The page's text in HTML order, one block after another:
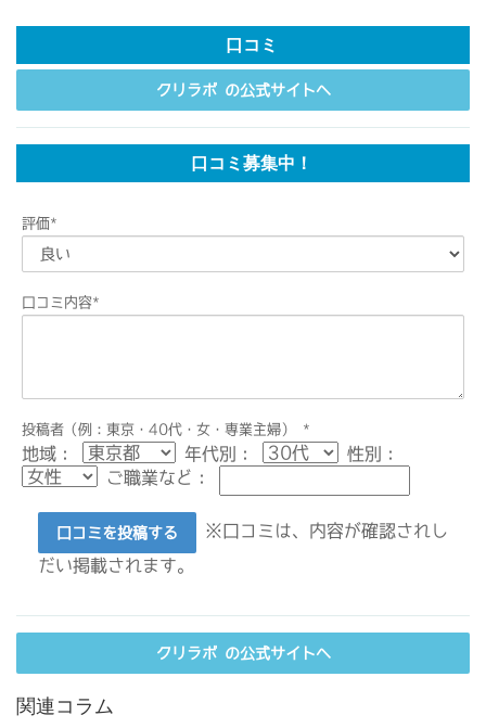
口コミ
クリラボ の公式サイトへ
口コミ募集中！
評価*
口コミ内容*
投稿者（例：東京・40代・女・専業主婦） *
地域： 年代別：
性別：
ご職業など：
口コミを投稿する
※口コミは、内容が確認されし
だい掲載されます。
クリラボ の公式サイトへ
関連コラム